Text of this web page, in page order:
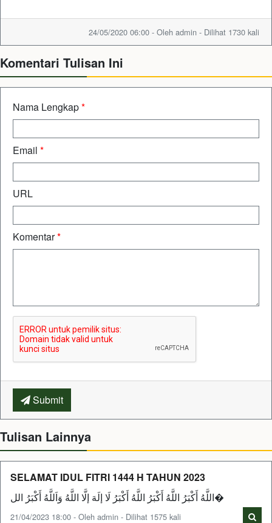
24/05/2020 06:00 - Oleh admin - Dilihat 1730 kali
Komentari Tulisan Ini
Nama Lengkap*
Email *
URL
Komentar*
Submit
Tulisan Lainnya
SELAMAT IDUL FITRI 1444 H TAHUN 2023
اللَّهُ أَكْبَرُ اللَّهُ أَكْبَرُ اللَّهُ أَكْبَرُ لَا إلَهَ إلَّا اللَّهُ وَاَللَّهُ أَكْبَرُ الل�
21/04/2023 18:00 - Oleh admin - Dilihat 1575 kali